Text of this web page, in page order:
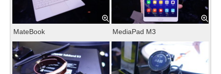
MateBook MediaPad M3